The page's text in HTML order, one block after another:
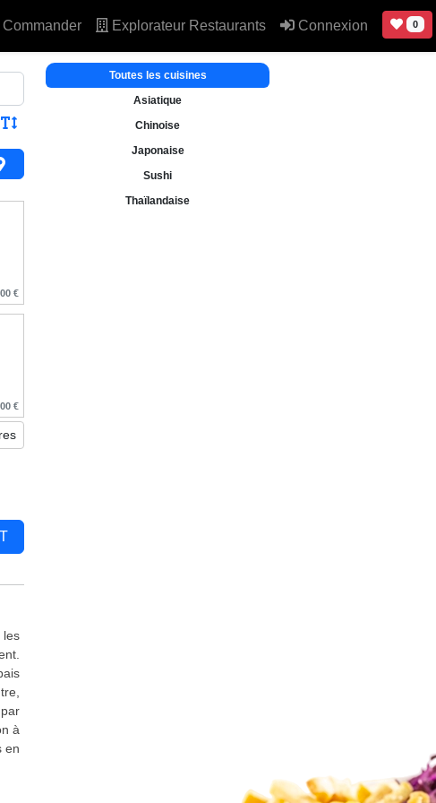
Commander Explorateur Restaurants Connexion 0
€
€
Toutes les cuisines
Asiatique
Chinoise
Japonaise
Sushi
Thaïlandaise
à
en